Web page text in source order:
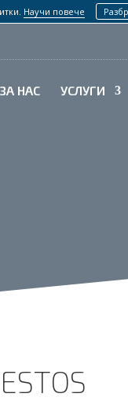
ЗА НАС УСЛУГИ
Научи повече